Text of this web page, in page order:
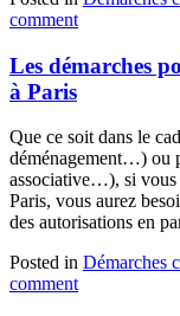
comment
Les démarches
à Paris
Que ce soit dans le
déménagement…) ou
associative…), si vous
Paris, vous aurez
des autorisations en
Posted in Démarches
comment